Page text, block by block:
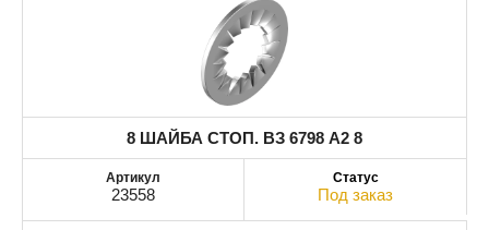
8 ШАЙБА СТОП. ВЗ 6798 A2 8
23558 Под заказ